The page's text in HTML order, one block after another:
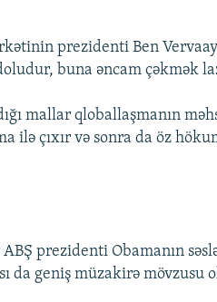
prezidenti Ben
buna əncam çəkmək
mallar qloballaşmanın
ilə çıxır və sonra da öz
prezidenti Obamanın
da geniş müzakirə mövzusu